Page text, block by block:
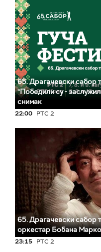
65. Драгачевски сабор
"Победили су -
снимак
22:00 РТС 2
65. Драгачевски сабор
оркестар Бобана
23:15 РТС 2